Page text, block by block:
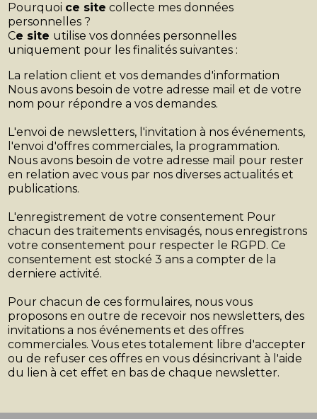
Pourquoi ce site collecte mes données
personnelles ?
Ce site utilise vos données personnelles
uniquement pour les finalités suivantes :
La relation client et vos demandes d'information
Nous avons besoin de votre adresse mail et de votre
nom pour répondre a vos demandes.
L'envoi de newsletters, l'invitation à nos événements,
l'envoi d'offres commerciales, la programmation.
Nous avons besoin de votre adresse mail pour rester
en relation avec vous par nos diverses actualités et
publications.
L'enregistrement de votre consentement Pour
chacun des traitements envisagés, nous enregistrons
votre consentement pour respecter le RGPD. Ce
consentement est stocké 3 ans a compter de la
derniere activité.
Pour chacun de ces formulaires, nous vous
proposons en outre de recevoir nos newsletters, des
invitations a nos événements et des offres
commerciales. Vous etes totalement libre d'accepter
ou de refuser ces offres en vous désincrivant à l'aide
du lien à cet effet en bas de chaque newsletter.